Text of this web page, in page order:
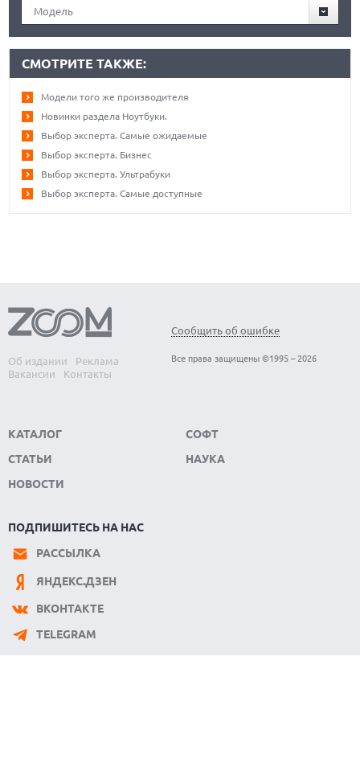
Модель
СМОТРИТЕ ТАКЖЕ:
Модели того же производителя
Новинки раздела Ноутбуки.
Выбор эксперта. Самые ожидаемые
Выбор эксперта. Бизнес
Выбор эксперта. Ультрабуки
Выбор эксперта. Самые доступные
Об издании
Реклама
Вакансии
Контакты
Сообщить об ошибке
Все права защищены ©1995 – 2026
КАТАЛОГ
СТАТЬИ
НОВОСТИ
СОФТ
НАУКА
ПОДПИШИТЕСЬ НА НАС
РАССЫЛКА
ЯНДЕКС.ДЗЕН
ВКОНТАКТЕ
TELEGRAM